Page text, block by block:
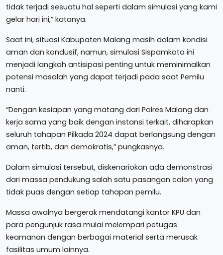
tidak terjadi sesuatu hal seperti dalam simulasi yang kami
gelar hari ini,” katanya.
Saat ini, situasi Kabupaten Malang masih dalam kondisi
aman dan kondusif, namun, simulasi Sispamkota ini
menjadi langkah antisipasi penting untuk meminimalkan
potensi masalah yang dapat terjadi pada saat Pemilu
nanti.
“Dengan kesiapan yang matang dari Polres Malang dan
kerja sama yang baik dengan instansi terkait, diharapkan
seluruh tahapan Pilkada 2024 dapat berlangsung dengan
aman, tertib, dan demokratis,” pungkasnya.
Dalam simulasi tersebut, diskenariokan ada demonstrasi
dari massa pendukung salah satu pasangan calon yang
tidak puas dengan setiap tahapan pemilu.
Massa awalnya bergerak mendatangi kantor KPU dan
para pengunjuk rasa mulai melempari petugas
keamanan dengan berbagai material serta merusak
fasilitas umum lainnya.